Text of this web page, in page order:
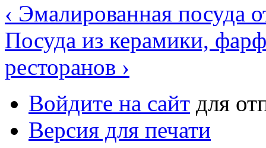
‹ Эмалированная посуда
Посуда из керамики,
ресторанов ›
Войдите на сайт для
Версия для печати